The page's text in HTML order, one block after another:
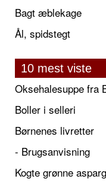
Bagt æblekage
Ål, spidstegt
10 mest viste
Oksehalesuppe fra
Boller i selleri
Børnenes livretter
- Brugsanvisning
Kogte grønne